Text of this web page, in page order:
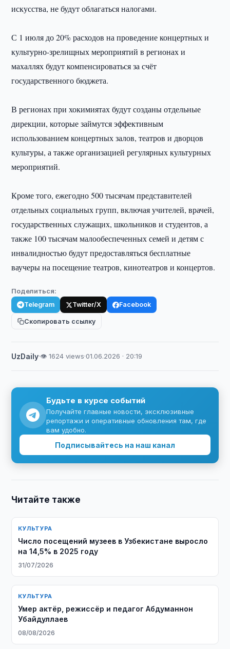
искусства, не будут облагаться налогами.
С 1 июля до 20% расходов на проведение концертных и
культурно-зрелищных мероприятий в регионах и
махаллях будут компенсироваться за счёт
государственного бюджета.
В регионах при хокимиятах будут созданы отдельные
дирекции, которые займутся эффективным
использованием концертных залов, театров и дворцов
культуры, а также организацией регулярных культурных
мероприятий.
Кроме того, ежегодно 500 тысячам представителей
отдельных социальных групп, включая учителей, врачей,
государственных служащих, школьников и студентов, а
также 100 тысячам малообеспеченных семей и детям с
инвалидностью будут предоставляться бесплатные
ваучеры на посещение театров, кинотеатров и концертов.
Поделиться:
Telegram Twitter/X Facebook
Скопировать ссылку
UzDaily·👁 1624 views·01.06.2026 · 20:19
Будьте в курсе событий
Получайте главные новости, эксклюзивные
репортажи и оперативные обновления там, где
вам удобно.
Подписывайтесь на наш канал
Читайте также
КУЛЬТУРА
Число посещений музеев в Узбекистане выросло
на 14,5% в 2025 году
31/07/2026
КУЛЬТУРА
Умер актёр, режиссёр и педагог Абдуманнон
Убайдуллаев
08/08/2026